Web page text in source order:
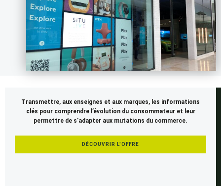
article
membres
Transmettre, aux enseignes et aux marques, les informations
clés pour comprendre l’évolution du consommateur et leur
permettre de s’adapter aux mutations du commerce.
DÉCOUVRIR L'OFFRE